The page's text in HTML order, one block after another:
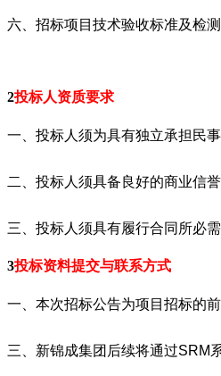
六、招标项目技术验收标准及检
2投标人资质要求
一、投标人须为具有独立承担民
二、投标人须具备良好的商业信
三、投标人须具有履行合同所必
3投标资料提交与联系方式
一、 本次招标公告为项目招标的
三、新锦成集团后续将通过SRM